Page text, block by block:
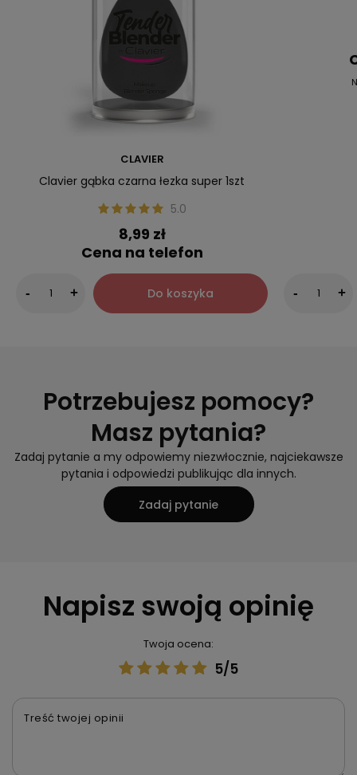
CLAVIER
Clavier gąbka czarna łezka super 1szt
5.0
8,99 zł
Cena na telefon
- + Do koszyka - +
Potrzebujesz pomocy?
Masz pytania?
Zadaj pytanie a my odpowiemy niezwłocznie, najciekawsze
pytania i odpowiedzi publikując dla innych.
Zadaj pytanie
Napisz swoją opinię
Twoja ocena:
5/5
Treść twojej opinii